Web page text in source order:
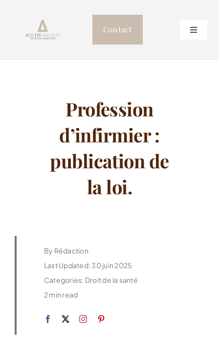
contenu
Contact
Toggle
Professionnels de Santé
Autres compétences
Profession
d’infirmier :
publication de
la loi.
By Rédaction
Last Updated: 30 juin 2025
Categories: Droit de la santé
2 min read